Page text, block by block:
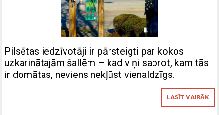
Pilsētas iedzīvotāji ir pārsteigti par kokos
uzkarinātajām šallēm – kad viņi saprot, kam tās
ir domātas, neviens nekļūst vienaldzīgs.
LASĪT VAIRĀK